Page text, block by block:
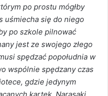
po prostu mógłby
uśmiecha się do niego
po szkole pilnować
jest ze swojego złego
spędzać popołudnia w
wspólnie spędzany czas
gdzie jedynym
kartek, Narasaki